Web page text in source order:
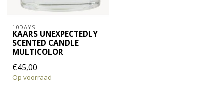
10DAYS
KAARS UNEXPECTEDLY
SCENTED CANDLE
MULTICOLOR
€45,00
Op voorraad